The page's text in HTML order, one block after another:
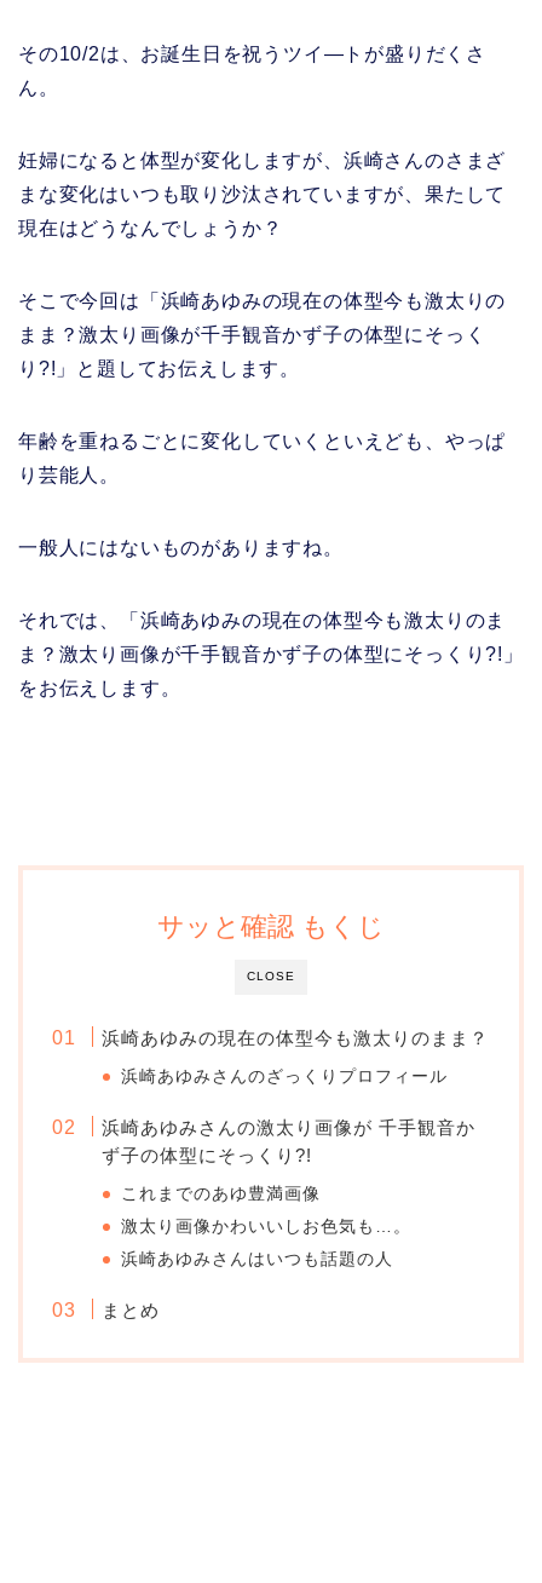
その10/2は、お誕生日を祝うツイ―トが盛りだくさ
ん。
妊婦になると体型が変化しますが、浜崎さんのさまざ
まな変化はいつも取り沙汰されていますが、果たして
現在はどうなんでしょうか？
そこで今回は「浜崎あゆみの現在の体型今も激太りの
まま？激太り画像が千手観音かず子の体型にそっく
り?!」と題してお伝えします。
年齢を重ねるごとに変化していくといえども、やっぱ
り芸能人。
一般人にはないものがありますね。
それでは、「浜崎あゆみの現在の体型今も激太りのま
ま？激太り画像が千手観音かず子の体型にそっくり?!」
をお伝えします。
CLOSE
サッと確認 もくじ
浜崎あゆみの現在の体型今も激太りのまま？
浜崎あゆみさんのざっくりプロフィール
浜崎あゆみさんの激太り画像が 千手観音か
ず子の体型にそっくり?!
これまでのあゆ豊満画像
激太り画像かわいいしお色気も…。
浜崎あゆみさんはいつも話題の人
まとめ